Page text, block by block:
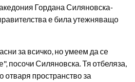
Гордана Силяновска-
е била утежняващо
за всичко, но умеем да се
посочи Силяновска. Тя отбеляза,
отваря пространство за